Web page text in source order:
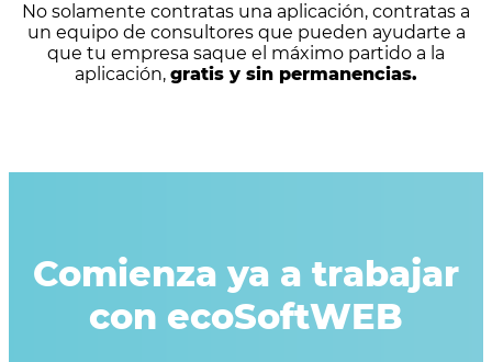
No solamente contratas una aplicación, contratas a
un equipo de consultores que pueden ayudarte a
que tu empresa saque el máximo partido a la
aplicación, gratis y sin permanencias.
Comienza ya a trabajar
con ecoSoftWEB